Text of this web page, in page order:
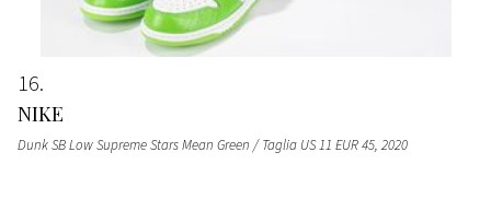
16
NIKE
Dunk SB Low Supreme Stars Mean Green / Taglia US 11 EUR 45, 2020